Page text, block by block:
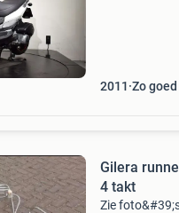
2011 Zo
Gilera
4 takt
Zie